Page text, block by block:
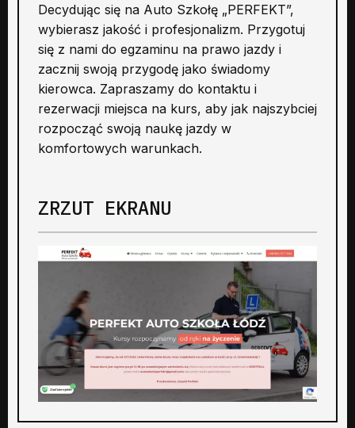
Decydując się na Auto Szkołę „PERFEKT”,
wybierasz jakość i profesjonalizm. Przygotuj
się z nami do egzaminu na prawo jazdy i
zacznij swoją przygodę jako świadomy
kierowca. Zapraszamy do kontaktu i
rezerwacji miejsca na kurs, aby jak najszybciej
rozpocząć swoją naukę jazdy w
komfortowych warunkach.
ZRZUT EKRANU